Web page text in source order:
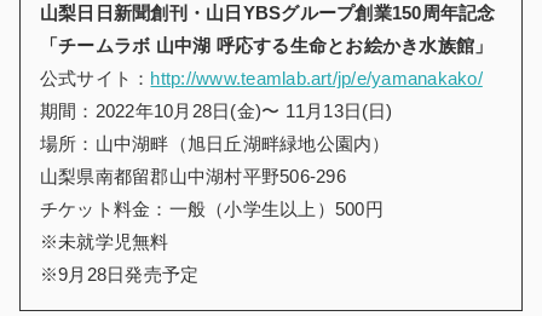
山梨日日新聞創刊・山日YBSグループ創業150周年記念
「チームラボ 山中湖 呼応する生命とお絵かき水族館」
公式サイト： http://www.teamlab.art/jp/e/yamanakako/
期間：2022年10月28日(金)〜 11月13日(日)
場所：山中湖畔（旭日丘湖畔緑地公園内）
山梨県南都留郡山中湖村平野506-296
チケット料金：一般（小学生以上）500円
※未就学児無料
※9月28日発売予定